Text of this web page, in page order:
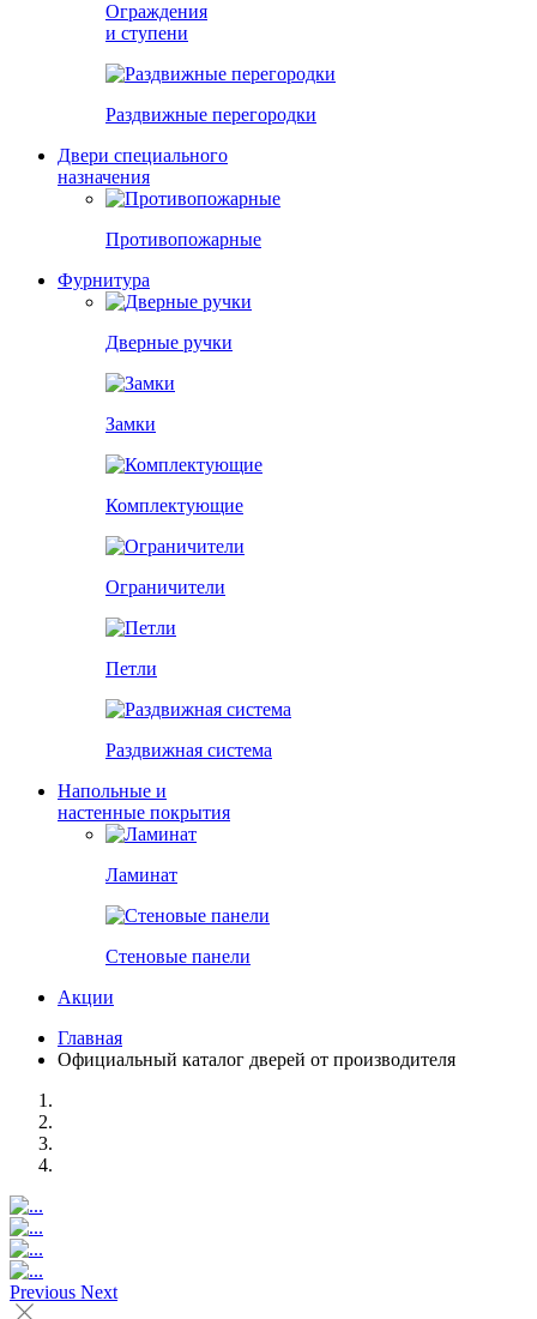
Ограждения
и ступени
Раздвижные перегородки
Двери специального
назначения
Противопожарные
Фурнитура
Дверные ручки
Замки
Комплектующие
Ограничители
Петли
Раздвижная система
Напольные и
настенные покрытия
Ламинат
Стеновые панели
Акции
Главная
Официальный каталог дверей от производителя
Previous Next